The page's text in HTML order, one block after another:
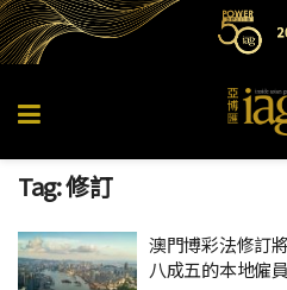
Tag:修訂
澳門博彩法修訂
八成五的本地僱